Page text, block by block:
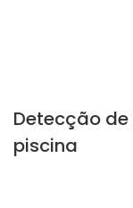
Detecção
piscina